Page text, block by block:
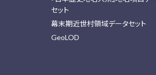
セット
幕末期近世村領域データセット
GeoLOD